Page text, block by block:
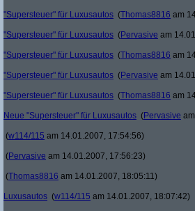
"Supersteuer" für Luxusautos (Thomas8816 am
"Supersteuer" für Luxusautos (Pervasive am
"Supersteuer" für Luxusautos (Thomas8816 am
"Supersteuer" für Luxusautos (Pervasive am
"Supersteuer" für Luxusautos (Thomas8816 am
Neue "Supersteuer" für Luxusautos (Pervasive
(w114/115 am 14.01.2007, 17:54:56)
(Pervasive am 14.01.2007, 17:56:23)
(Thomas8816 am 14.01.2007, 18:05:11)
Luxusautos (w114/115 am 14.01.2007, 18:07:42)